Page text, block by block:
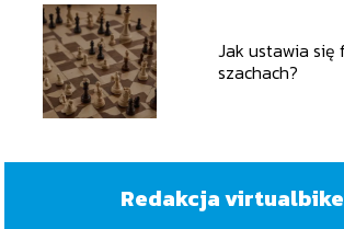
Jak ustawia się
szachach?
Redakcja